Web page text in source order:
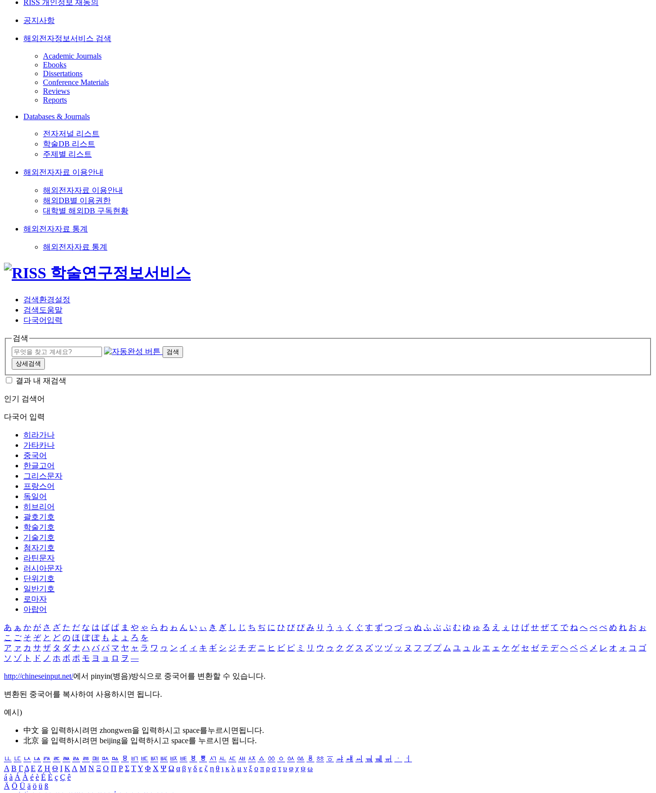
RISS 개인정보 재동의
공지사항
해외전자정보서비스 검색
Academic Journals
Ebooks
Dissertations
Conference Materials
Reviews
Reports
Databases & Journals
전자저널 리스트
학술DB 리스트
주제별 리스트
해외전자자료 이용안내
해외전자자료 이용안내
해외DB별 이용권한
대학별 해외DB 구독현황
해외전자자료 통계
해외전자자료 통계
검색환경설정
검색도움말
다국어입력
검색
검색
상세검색
결과 내 재검색
인기 검색어
다국어 입력
히라가나
가타카나
중국어
한글고어
그리스문자
프랑스어
독일어
히브리어
괄호기호
학술기호
기술기호
첨자기호
라틴문자
러시아문자
단위기호
일반기호
로마자
아랍어
あ ぁ か が さ ざ た だ な は ば ぱ ま や ゃ ら わ ゎ ん い ぃ き ぎ し じ ち ぢ に ひ び ぴ み り う ぅ く ぐ す ず つ づ っ ぬ ふ ぶ ぷ む ゆ ゅ る え ぇ け げ せ ぜ て で ね へ べ ぺ め れ お ぉ
こ ご そ ぞ と ど の ほ ぼ ぽ も よ ょ ろ を
ア ァ カ サ ザ タ ダ ナ ハ バ パ マ ヤ ャ ラ ワ ヮ ン イ ィ キ ギ シ ジ チ ヂ ニ ヒ ビ ピ ミ リ ウ ゥ ク グ ス ズ ツ ヅ ッ ヌ フ ブ プ ム ユ ュ ル エ ェ ケ ゲ セ ゼ テ デ ヘ ベ ペ メ レ オ ォ コ ゴ
ソ ゾ ト ド ノ ホ ボ ポ モ ヨ ョ ロ ヲ ―
http://chineseinput.net/에서 pinyin(병음)방식으로 중국어를 변환할 수 있습니다.
변환된 중국어를 복사하여 사용하시면 됩니다.
예시)
中文 을 입력하시려면 zhongwen을 입력하시고 space를누르시면됩니다.
北京 을 입력하시려면 beijing을 입력하시고 space를 누르시면 됩니다.
ㅥ ㅦ ㅧ ㅨ ㅩ ㅪ ㅫ ㅬ ㅭ ㅮ ㅯ ㅰ ㅱ ㅲ ㅳ ㅴ ㅵ ㅶ ㅷ ㅸ ㅹ ㅺ ㅻ ㅼ ㅽ ㅾ ㅿ ㆀ ㆁ ㆂ ㆃ ㆄ ㆅ ㆆ ㆇ ㆈ ㆉ ㆊ ㆋ ㆌ ㆍ
ㆎ
Α Β ΓΔ Ε Ζ Η Θ Ι ΚΛ Μ Ν Ξ Ο Π Ρ Σ ΤΥ Φ Χ Ψ Ω α β γ δ ε ζ η θ ι κ λ μ ν ξ ο π ρ σ τ υ φ χ ψ ω
á à Á À é è É È ç Ç ê
Ä Ö Ü ä ö ü ß